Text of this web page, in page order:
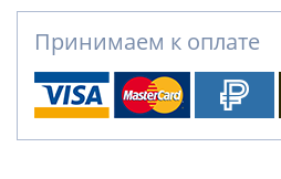
Принимаем к оплате